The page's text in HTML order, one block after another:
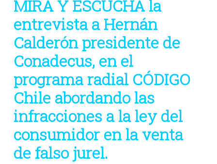
MIRA Y ESCUCHA la
entrevista a Hernán
Calderón presidente de
Conadecus, en el
programa radial CÓDIGO
Chile abordando las
infracciones a la ley del
consumidor en la venta
de falso jurel.